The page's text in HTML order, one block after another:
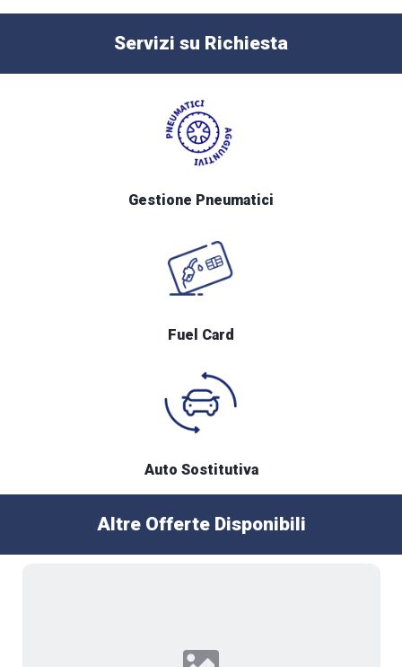
Servizi su Richiesta
Gestione Pneumatici
Fuel Card
Auto Sostitutiva
Altre Offerte Disponibili